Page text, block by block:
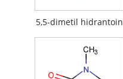
5,5-dimetil hidrantoin